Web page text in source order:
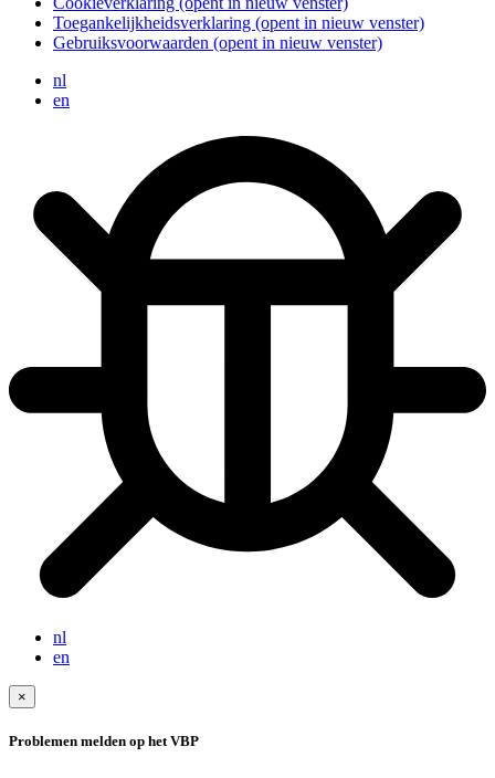
Toegankelijkheidsverklaring (opent in nieuw venster)
Gebruiksvoorwaarden (opent in nieuw venster)
nl
en
nl
en
×
Problemen melden op het VBP